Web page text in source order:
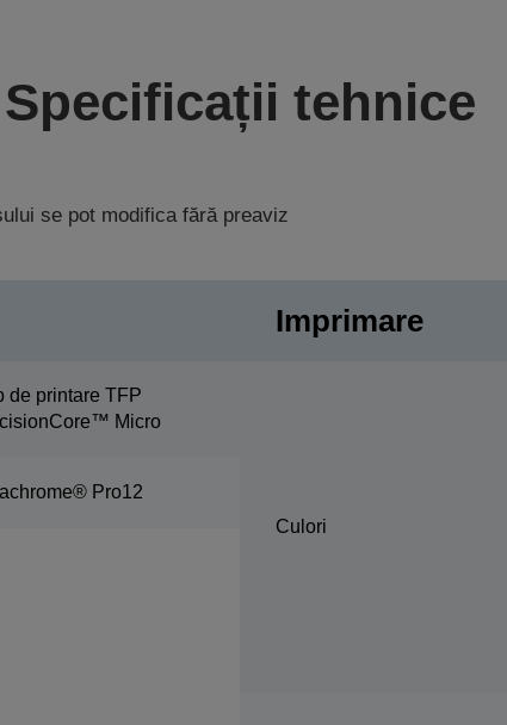
Specificații tehnice
se pot modifica fără preaviz
de printare TFP
Micro
Pro12
Imprimare
Culori